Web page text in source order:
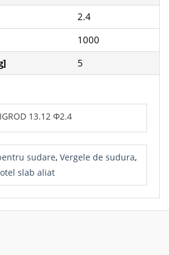
2.4
1000
5
13.12 Φ2.4
sudare, Vergele de sudura,
otel slab aliat